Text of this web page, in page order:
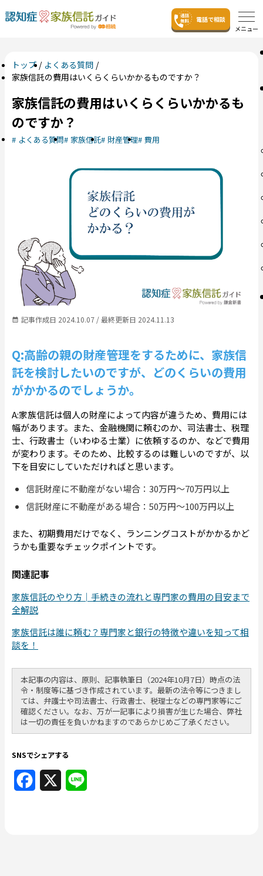
電話で相談
メニュー
トップ
よくある質問
家族信託の費用はいくらくらいかかるものですか？
家族信託の費用はいくらくらいかかるも
のですか？
よくある質問 家族信託 財産管理 費用
記事作成日 2024.10.07 / 最終更新日 2024.11.13
Q:高齢の親の財産管理をするために、家族信
託を検討したいのですが、どのくらいの費用
がかかるのでしょうか。
A:家族信託は個人の財産によって内容が違うため、費用には
幅があります。また、金融機関に頼むのか、司法書士、税理
士、行政書士（いわゆる士業）に依頼するのか、などで費用
が変わります。そのため、比較するのは難しいのですが、以
下を目安にしていただければと思います。
信託財産に不動産がない場合：30万円～70万円以上
信託財産に不動産がある場合：50万円～100万円以上
また、初期費用だけでなく、ランニングコストがかかるかど
うかも重要なチェックポイントです。
関連記事
家族信託のやり方│手続きの流れと専門家の費用の目安まで
全解説
家族信託は誰に頼む？専門家と銀行の特徴や違いを知って相
談を！
本記事の内容は、原則、記事執筆日（2024年10月7日）時点の法
令・制度等に基づき作成されています。最新の法令等につきまし
ては、弁護士や司法書士、行政書士、税理士などの専門家等にご
確認ください。なお、万が一記事により損害が生じた場合、弊社
は一切の責任を負いかねますのであらかじめご了承ください。
SNSでシェアする
Facebook